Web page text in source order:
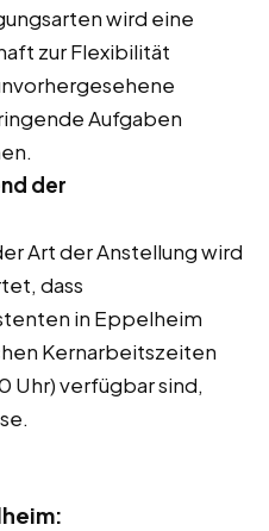
wird eine
zur Flexibilität
Aufgaben
der
Art der Anstellung wird
dass
in Eppelheim
Kernarbeitszeiten
Uhr) verfügbar sind,